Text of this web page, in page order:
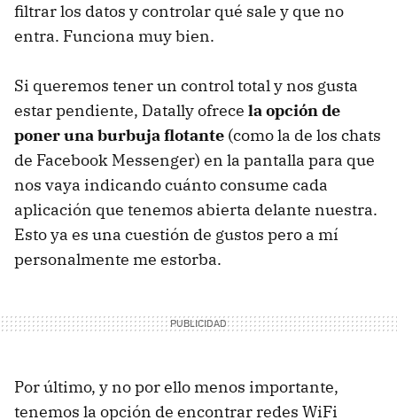
filtrar los datos y controlar qué sale y que no
entra. Funciona muy bien.
Si queremos tener un control total y nos gusta
estar pendiente, Datally ofrece la opción de
poner una burbuja flotante (como la de los chats
de Facebook Messenger) en la pantalla para que
nos vaya indicando cuánto consume cada
aplicación que tenemos abierta delante nuestra.
Esto ya es una cuestión de gustos pero a mí
personalmente me estorba.
Por último, y no por ello menos importante,
tenemos la opción de encontrar redes WiFi